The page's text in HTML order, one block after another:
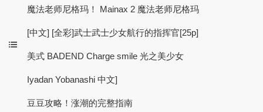
魔法老师尼格玛！ Mainax 2 魔法老师尼格玛
[中文] [全彩]武士武士少女航行的指挥官[25p]
美式 BADEND Charge smile 光之美少女
Iyadan Yobanashi 中文]
豆豆攻略！涨潮的完整指南